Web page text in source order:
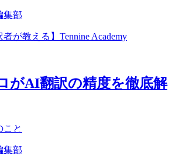
集部
者が教える】Tennine Academy
がAI翻訳の精度を徹底解
こと
集部